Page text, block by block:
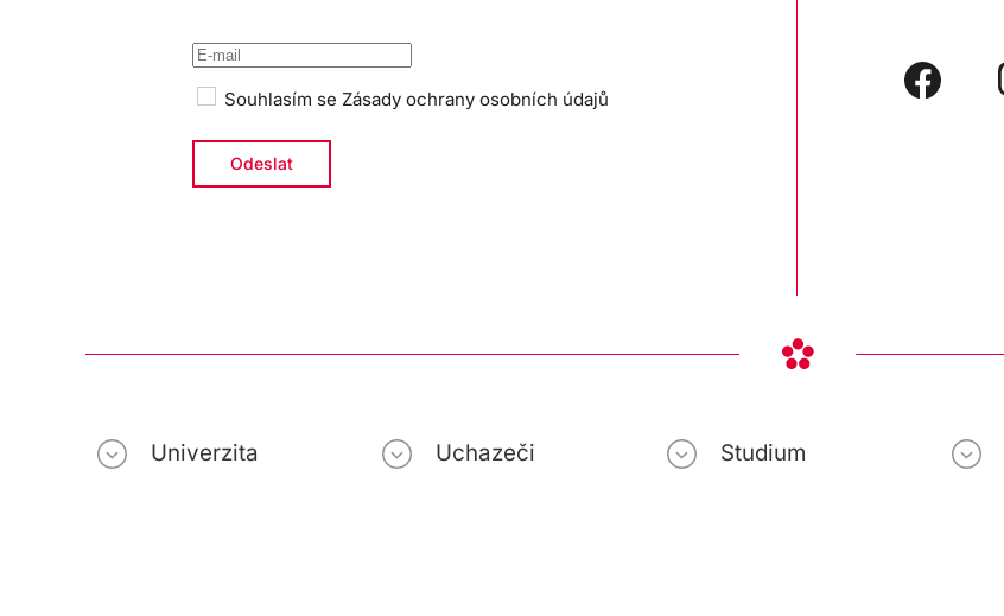
Souhlasím se Zásady ochrany osobních údajů
Univerzita Uchazeči Studium